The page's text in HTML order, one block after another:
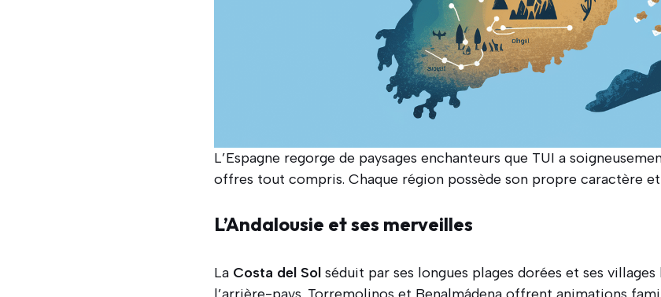
L’Espagne regorge de paysages enchanteurs que TUI a
offres tout compris. Chaque région possède son propre caractère et
L’Andalousie et ses merveilles
La Costa del Sol séduit par ses longues plages dorées et ses villages